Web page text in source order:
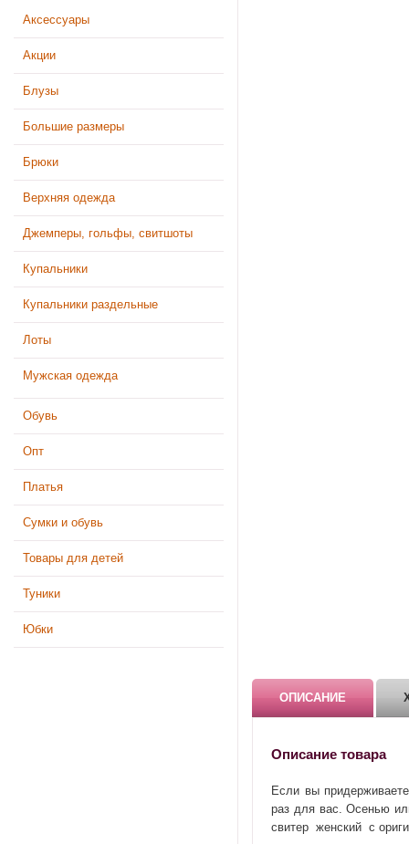
Аксессуары
Акции
Блузы
Большие размеры
Брюки
Верхняя одежда
Джемперы, гольфы, свитшоты
Купальники
Купальники раздельные
Лоты
Мужская одежда
Обувь
Опт
Платья
Сумки и обувь
Товары для детей
Туники
Юбки
ОПИСАНИЕ
Описание товара
Если вы
раз для вас. Осенью
свитер женский с